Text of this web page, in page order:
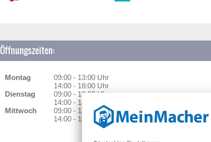
Öffnungszeiten:
Montag
09:00 - 13:00 Uhr
14:00 - 18:00 Uhr
Dienstag
09:00 - 13:00 Uhr
14:00 - 18:00 Uhr
Mittwoch
09:00 - 13:00 Uhr
14:00 - 18:00 Uhr